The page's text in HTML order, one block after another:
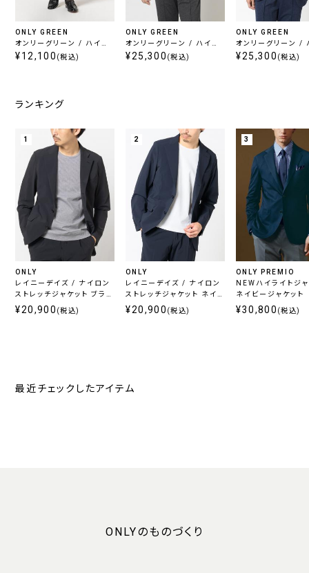
ONLY GREEN
オンリーグリーン / ハイゲ
ージ セットアップパンツ ブ
¥12,100 (税込)
ONLY GREEN
オンリーグリーン / ハイゲ
ージ セットアップジャケッ
¥25,300 (税込)
ONLY GREEN
オンリーグリーン /
ージ セットアップジ
¥25,300 (税込)
ランキング
1
ONLY
レイニーデイズ / ナイロン
ストレッチジャケット ブラッ
ク
¥20,900 (税込)
2
ONLY
レイニーデイズ / ナイロン
ストレッチジャケット ネイビ
ー
¥20,900 (税込)
3
ONLY PREMIO
NEWハイライトジ
ネイビージャケット
¥30,800 (税込)
最近チェックしたアイテム
ONLYのものづくり